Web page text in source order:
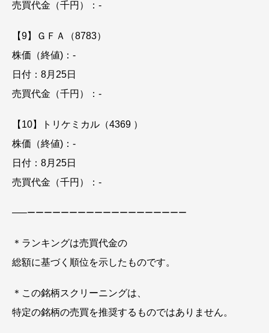
売買代金（千円）：-
【9】ＧＦＡ（8783）
株価（終値)：-
日付：8月25日
売買代金（千円）：-
【10】トリケミカル（4369 ）
株価（終値)：-
日付：8月25日
売買代金（千円）：-
—–ーーーーーーーーーーーーーーーーーーー
＊ランキングは売買代金の
総額に基づく順位を示したものです。
＊この銘柄スクリーニングは、
特定の銘柄の売買を推奨するものではありません。